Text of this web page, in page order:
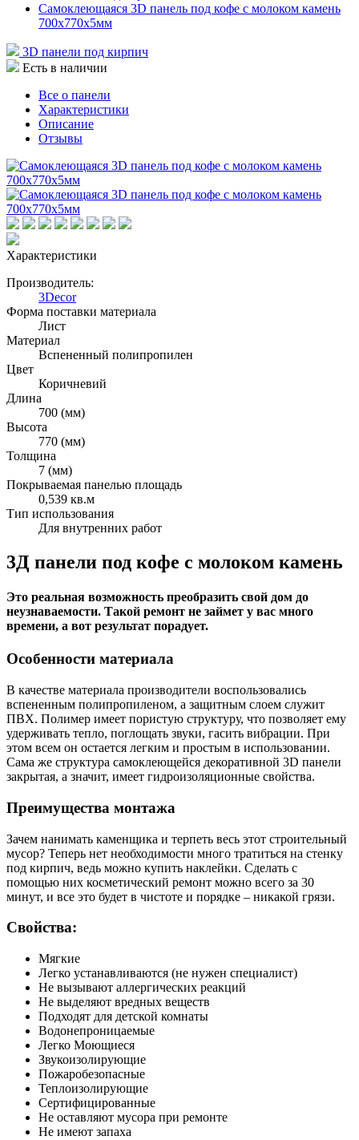
Самоклеющаяся 3D панель под кофе с молоком камень
700x770x5мм
3D панели под кирпич
Есть в наличии
Все о панели
Характеристики
Описание
Отзывы
Характеристики
Производитель:
3Decor
Форма поставки материала
Лист
Материал
Вспененный полипропилен
Цвет
Коричневий
Длина
700 (мм)
Высота
770 (мм)
Толщина
7 (мм)
Покрываемая панелью площадь
0,539 кв.м
Тип использования
Для внутренних работ
3Д панели под кофе с молоком камень
Это реальная возможность преобразить свой дом до
неузнаваемости. Такой ремонт не займет у вас много
времени, а вот результат порадует.
Особенности материала
В качестве материала производители воспользовались
вспененным полипропиленом, а защитным слоем служит
ПВХ. Полимер имеет пористую структуру, что позволяет ему
удерживать тепло, поглощать звуки, гасить вибрации. При
этом всем он остается легким и простым в использовании.
Сама же структура самоклеющейся декоративной 3D панели
закрытая, а значит, имеет гидроизоляционные свойства.
Преимущества монтажа
Зачем нанимать каменщика и терпеть весь этот строительный
мусор? Теперь нет необходимости много тратиться на стенку
под кирпич, ведь можно купить наклейки. Сделать с
помощью них косметический ремонт можно всего за 30
минут, и все это будет в чистоте и порядке – никакой грязи.
Свойства:
Мягкие
Легко устанавливаются (не нужен специалист)
Не вызывают аллергических реакций
Не выделяют вредных веществ
Подходят для детской комнаты
Водонепроницаемые
Легко Моющиеся
Звукоизолирующие
Пожаробезопасные
Теплоизолирующие
Сертифицированные
Не оставляют мусора при ремонте
Не имеют запаха